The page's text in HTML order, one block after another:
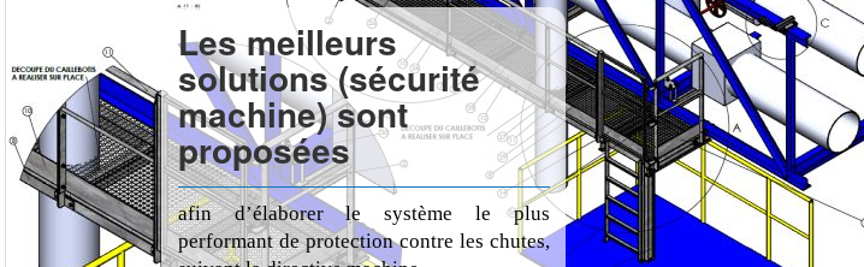
Les meilleurs
solutions (sécurité
machine) sont
proposées
afin d’élaborer le système le plus
performant de protection contre les chutes,